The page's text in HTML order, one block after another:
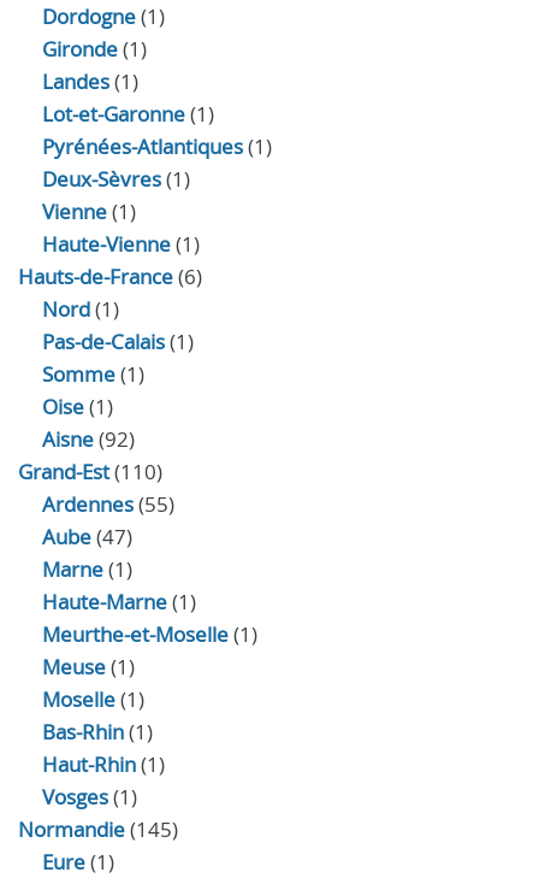
Dordogne(1)
Gironde(1)
Landes(1)
Lot-et-Garonne(1)
Pyrénées-Atlantiques(1)
Deux-Sèvres(1)
Vienne(1)
Haute-Vienne(1)
Hauts-de-France(6)
Nord(1)
Pas-de-Calais(1)
Somme(1)
Oise(1)
Aisne(92)
Grand-Est(110)
Ardennes(55)
Aube(47)
Marne(1)
Haute-Marne(1)
Meurthe-et-Moselle(1)
Meuse(1)
Moselle(1)
Bas-Rhin(1)
Haut-Rhin(1)
Vosges(1)
Normandie(145)
Eure(1)